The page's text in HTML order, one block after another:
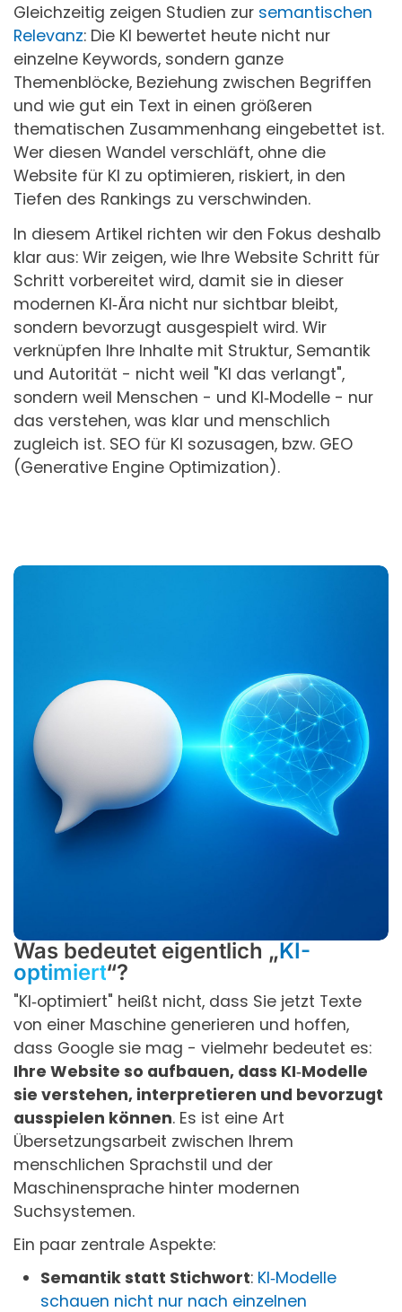
Gleichzeitig zeigen Studien zur semantischen
Relevanz: Die KI bewertet heute nicht nur
einzelne Keywords, sondern ganze
Themenblöcke, Beziehung zwischen Begriffen
und wie gut ein Text in einen größeren
thematischen Zusammenhang eingebettet ist.
Wer diesen Wandel verschläft, ohne die
Website für KI zu optimieren, riskiert, in den
Tiefen des Rankings zu verschwinden.
In diesem Artikel richten wir den Fokus deshalb
klar aus: Wir zeigen, wie Ihre Website Schritt für
Schritt vorbereitet wird, damit sie in dieser
modernen KI‑Ära nicht nur sichtbar bleibt,
sondern bevorzugt ausgespielt wird. Wir
verknüpfen Ihre Inhalte mit Struktur, Semantik
und Autorität - nicht weil "KI das verlangt",
sondern weil Menschen - und KI‑Modelle - nur
das verstehen, was klar und menschlich
zugleich ist. SEO für KI sozusagen, bzw. GEO
(Generative Engine Optimization).
Was bedeutet eigentlich „KI-
optimiert“?
"KI‑optimiert" heißt nicht, dass Sie jetzt Texte
von einer Maschine generieren und hoffen,
dass Google sie mag - vielmehr bedeutet es:
Ihre Website so aufbauen, dass KI‑Modelle
sie verstehen, interpretieren und bevorzugt
ausspielen können. Es ist eine Art
Übersetzungsarbeit zwischen Ihrem
menschlichen Sprachstil und der
Maschinensprache hinter modernen
Suchsystemen.
Ein paar zentrale Aspekte:
Semantik statt Stichwort: KI‑Modelle
schauen nicht nur nach einzelnen